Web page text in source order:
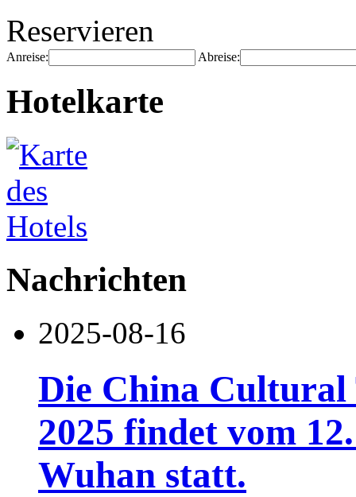
Reservieren
Anreise: Abreise:
Hotelkarte
Nachrichten
2025-08-16
Die China
2025 findet vom
Wuhan statt.